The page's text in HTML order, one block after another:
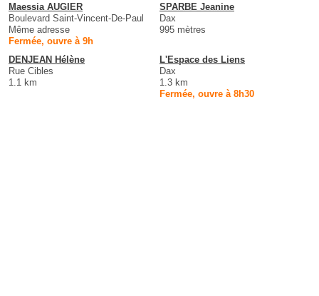
Maessia AUGIER
Boulevard Saint-Vincent-De-Paul
Même adresse
Fermée, ouvre à 9h
SPARBE Jeanine
Dax
995 mètres
DENJEAN Hélène
Rue Cibles
1.1 km
L'Espace des Liens
Dax
1.3 km
Fermée, ouvre à 8h30